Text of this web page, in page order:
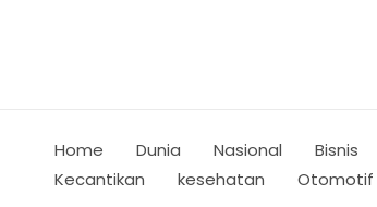
Home Dunia Nasional Bisnis
Kecantikan
kesehatan Otomotif